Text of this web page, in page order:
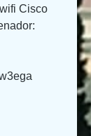
Cisco